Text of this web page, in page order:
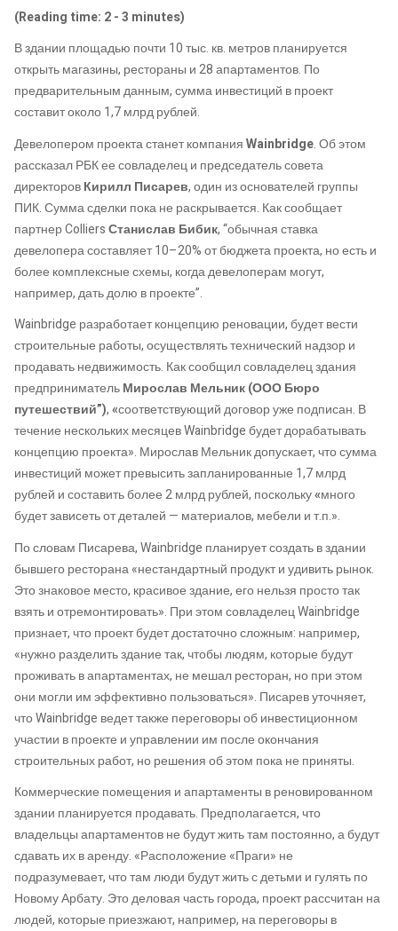
(Reading time: 2 - 3 minutes)
В здании площадью почти 10 тыс. кв. метров планируется
открыть магазины, рестораны и 28 апартаментов. По
предварительным данным, сумма инвестиций в проект
составит около 1,7 млрд рублей.
Девелопером проекта станет компанияWainbridge. Об этом
рассказал РБК ее совладелец и председатель совета
директоровКирилл Писарев, один из основателей группы
ПИК. Сумма сделки пока не раскрывается. Как сообщает
партнер ColliersСтанислав Бибик, “обычная ставка
девелопера составляет 10–20% от бюджета проекта, но есть и
более комплексные схемы, когда девелоперам могут,
например, дать долю в проекте”.
Wainbridge разработает концепцию реновации, будет вести
строительные работы, осуществлять технический надзор и
продавать недвижимость. Как сообщил совладелец здания
предпринимательМирослав Мельник(ООО Бюро
путешествий”),«соответствующий договор уже подписан. В
течение нескольких месяцев Wainbridge будет дорабатывать
концепцию проекта». Мирослав Мельник допускает, что сумма
инвестиций может превысить запланированные 1,7 млрд
рублей и составить более 2 млрд рублей, поскольку«много
будет зависеть от деталей — материалов, мебели и т.п.».
По словам Писарева, Wainbridge планирует создать в здании
бывшего ресторана «нестандартный продукт и удивить рынок.
Это знаковое место, красивое здание, его нельзя просто так
взять и отремонтировать». При этом совладелец Wainbridge
признает, что проект будет достаточно сложным: например,
«нужно разделить здание так, чтобы людям, которые будут
проживать в апартаментах, не мешал ресторан, но при этом
они могли им эффективно пользоваться». Писарев уточняет,
что Wainbridge ведет также переговоры об инвестиционном
участии в проекте и управлении им после окончания
строительных работ, но решения об этом пока не приняты.
Коммерческие помещения и апартаменты в реновированном
здании планируется продавать. Предполагается, что
владельцы апартаментов не будут жить там постоянно, а будут
сдавать их в аренду. «Расположение «Праги» не
подразумевает, что там люди будут жить с детьми и гулять по
Новому Арбату. Это деловая часть города, проект рассчитан на
людей, которые приезжают, например, на переговоры в